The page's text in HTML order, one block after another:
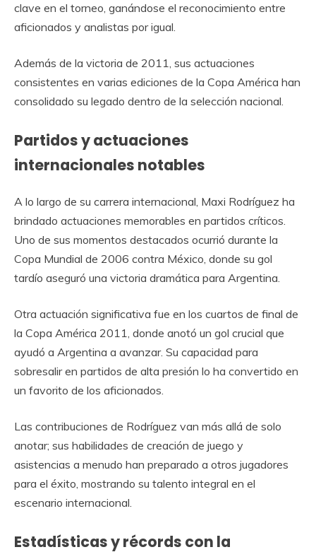
clave en el torneo, ganándose el reconocimiento entre
aficionados y analistas por igual.
Además de la victoria de 2011, sus actuaciones
consistentes en varias ediciones de la Copa América han
consolidado su legado dentro de la selección nacional.
Partidos y actuaciones
internacionales notables
A lo largo de su carrera internacional, Maxi Rodríguez ha
brindado actuaciones memorables en partidos críticos.
Uno de sus momentos destacados ocurrió durante la
Copa Mundial de 2006 contra México, donde su gol
tardío aseguró una victoria dramática para Argentina.
Otra actuación significativa fue en los cuartos de final de
la Copa América 2011, donde anotó un gol crucial que
ayudó a Argentina a avanzar. Su capacidad para
sobresalir en partidos de alta presión lo ha convertido en
un favorito de los aficionados.
Las contribuciones de Rodríguez van más allá de solo
anotar; sus habilidades de creación de juego y
asistencias a menudo han preparado a otros jugadores
para el éxito, mostrando su talento integral en el
escenario internacional.
Estadísticas y récords con la